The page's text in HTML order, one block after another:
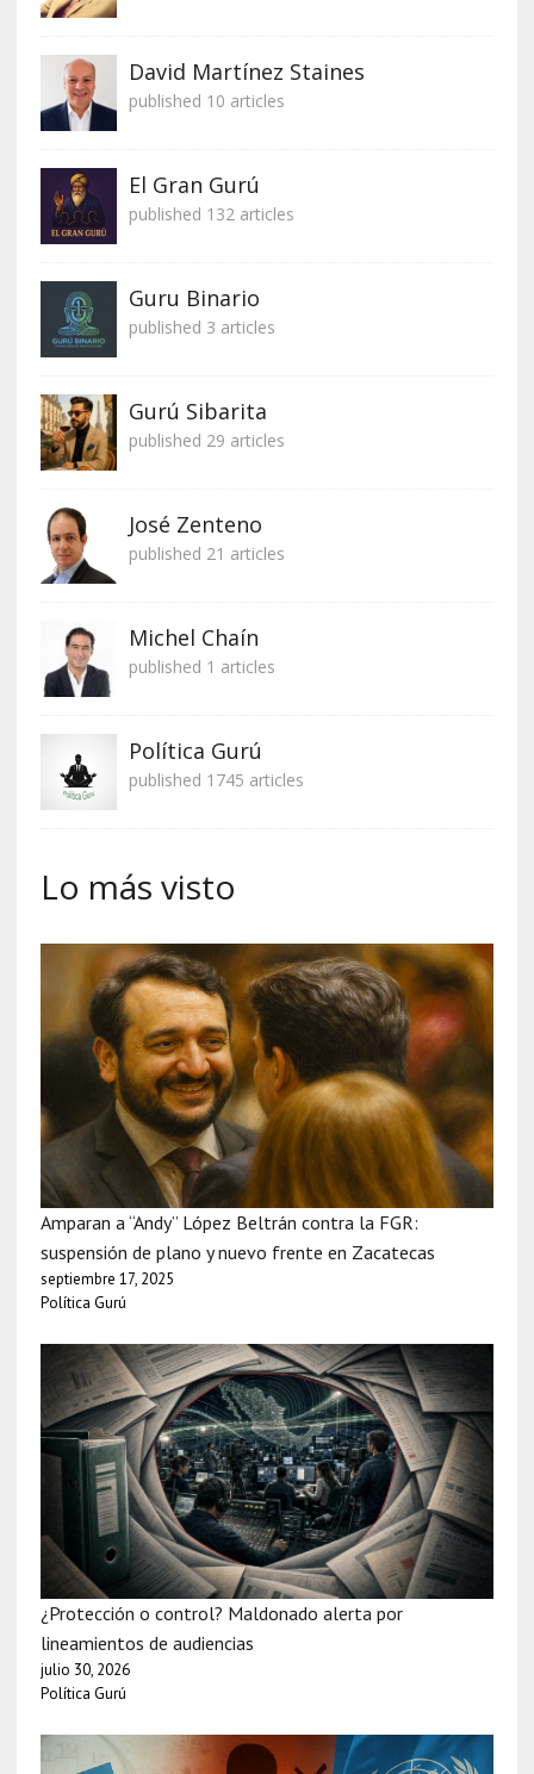
David Martínez Staines
published 10 articles
El Gran Gurú
published 132 articles
Guru Binario
published 3 articles
Gurú Sibarita
published 29 articles
José Zenteno
published 21 articles
Michel Chaín
published 1 articles
Política Gurú
published 1745 articles
Lo más visto
Amparan a “Andy” López Beltrán contra la FGR:
suspensión de plano y nuevo frente en Zacatecas
septiembre 17, 2025
Política Gurú
¿Protección o control? Maldonado alerta por
lineamientos de audiencias
julio 30, 2026
Política Gurú